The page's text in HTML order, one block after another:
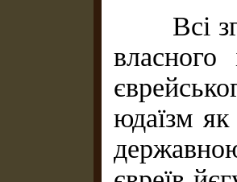
Всі
власного
юдаїзм як